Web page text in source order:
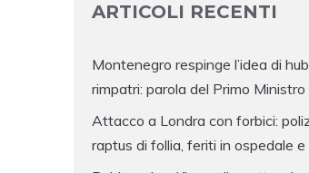
ARTICOLI RECENTI
Montenegro respinge l’idea di
rimpatri: parola del Primo Ministro
Attacco a Londra con forbici:
raptus di follia, feriti in ospedale